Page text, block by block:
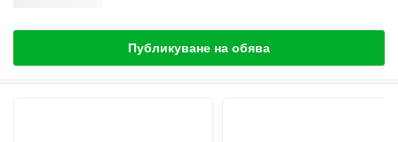
Публикуване на обява